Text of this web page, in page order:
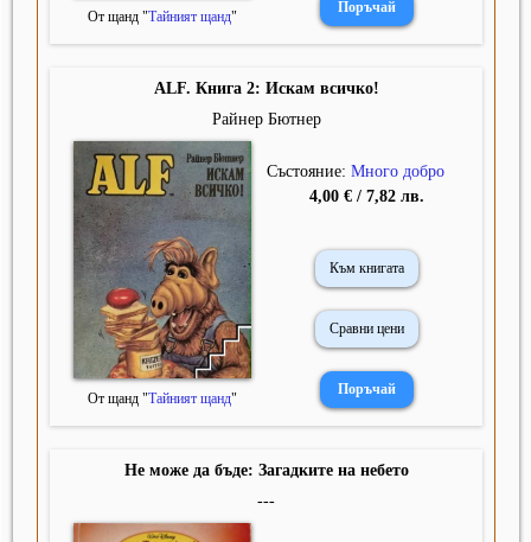
От щанд "Тайният щанд"
ALF. Книга 2: Искам всичко!
Райнер Бютнер
От щанд "Тайният щанд"
Състояние: Много добро
4,00 € / 7,82 лв.
Към книгата
Сравни цени
Не може да бъде: Загадките на небето
---